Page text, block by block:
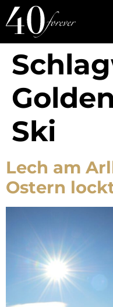
Ski
Lech am
Ostern